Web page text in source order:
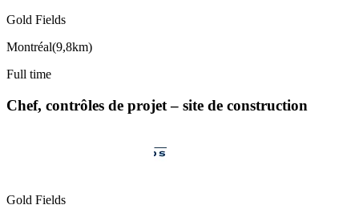
Gold Fields
Montréal(9,8km)
Full time
Chef, contrôles de projet – site de construction
Gold Fields